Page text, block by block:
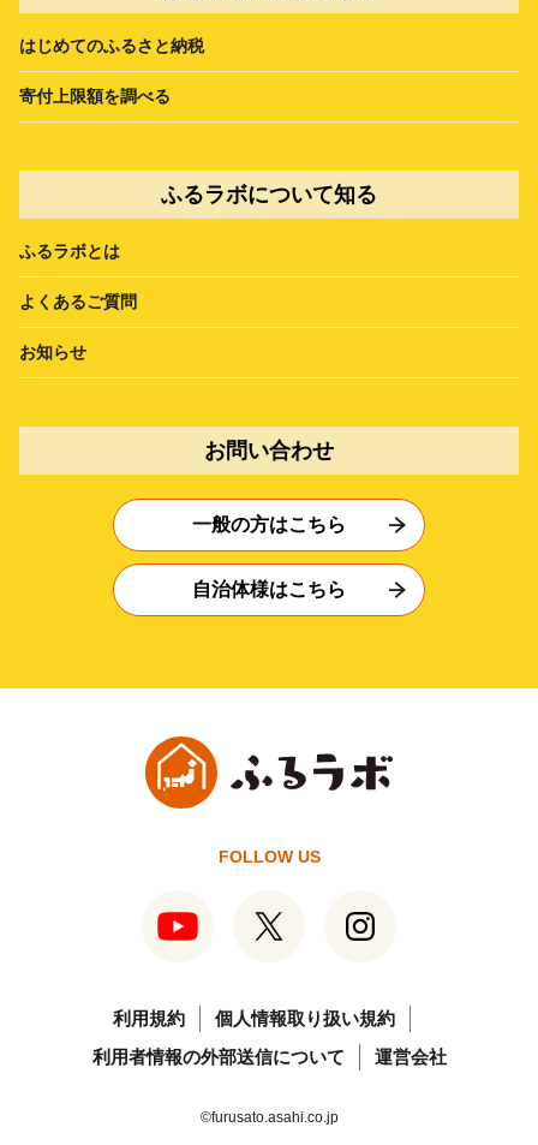
はじめてのふるさと納税
寄付上限額を調べる
ふるラボについて知る
ふるラボとは
よくあるご質問
お知らせ
お問い合わせ
一般の方はこちら
自治体様はこちら
FOLLOW US
利用規約
個人情報取り扱い規約
利用者情報の外部送信について
運営会社
©furusato.asahi.co.jp